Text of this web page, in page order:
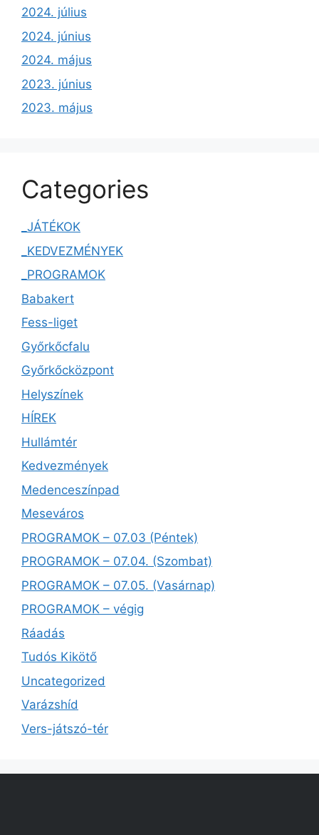
2024. július
2024. június
2024. május
2023. június
2023. május
Categories
_JÁTÉKOK
_KEDVEZMÉNYEK
_PROGRAMOK
Babakert
Fess-liget
Győrkőcfalu
Győrkőcközpont
Helyszínek
HÍREK
Hullámtér
Kedvezmények
Medenceszínpad
Meseváros
PROGRAMOK – 07.03 (Péntek)
PROGRAMOK – 07.04. (Szombat)
PROGRAMOK – 07.05. (Vasárnap)
PROGRAMOK – végig
Ráadás
Tudós Kikötő
Uncategorized
Varázshíd
Vers-játszó-tér